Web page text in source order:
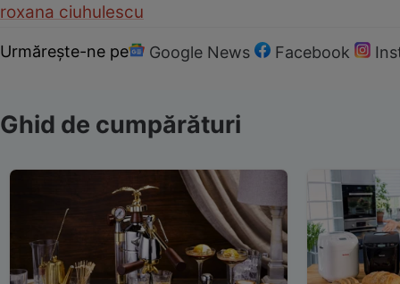
roxana ciuhulescu
Urmărește-ne pe Google News Facebook
Ghid de cumpărături